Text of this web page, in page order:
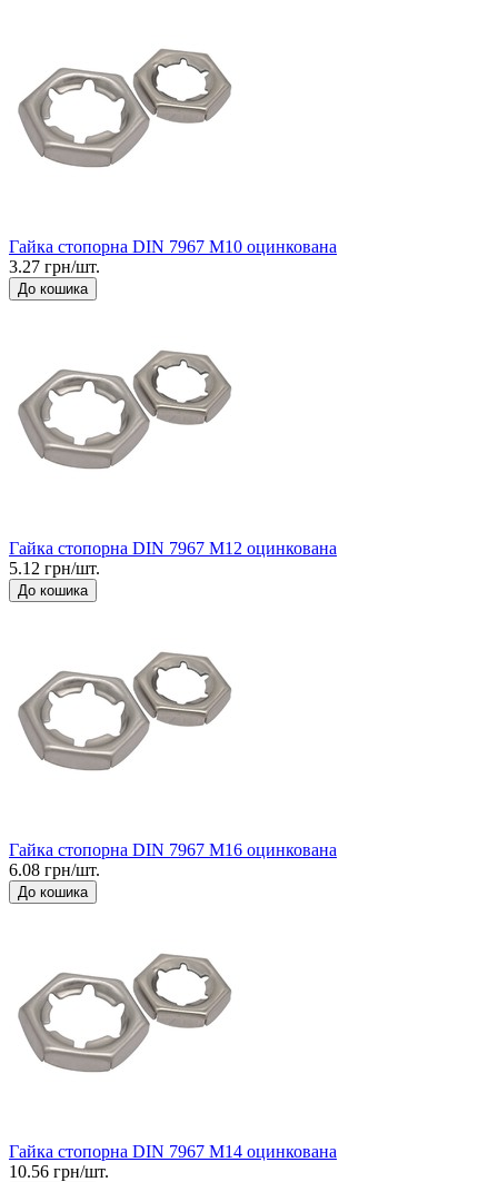
Гайка стопорна DIN 7967 М10 оцинкована
3.27 грн/шт.
До кошика
Гайка стопорна DIN 7967 М12 оцинкована
5.12 грн/шт.
До кошика
Гайка стопорна DIN 7967 М16 оцинкована
6.08 грн/шт.
До кошика
Гайка стопорна DIN 7967 М14 оцинкована
10.56 грн/шт.